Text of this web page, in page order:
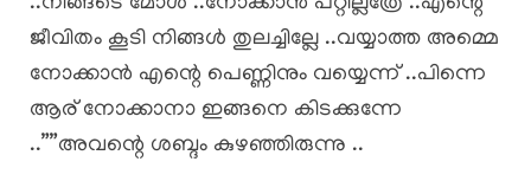
ജീവിതം കൂടി നിങ്ങൾ തുലച്ചില്ലേ ..വയ്യാത്ത അമ്മെ
നോക്കാൻ എന്റെ പെണ്ണിനും വയ്യെന്ന് ..പിന്നെ
ആര് നോക്കാനാ ഇങ്ങനെ കിടക്കുന്നേ
..””അവന്റെ ശബ്ദം കുഴഞ്ഞിരുന്നു ..